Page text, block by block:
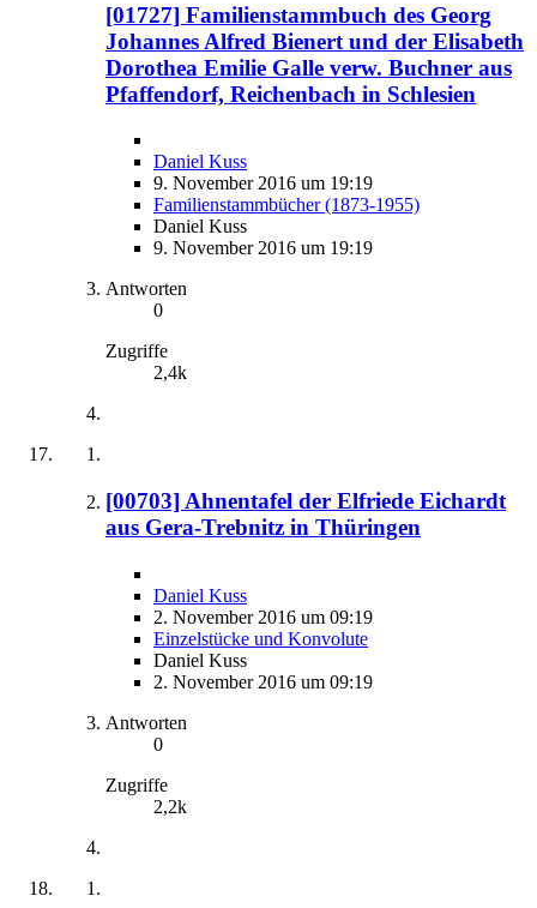
[01727] Familienstammbuch des Georg
Johannes Alfred Bienert und der Elisabeth
Dorothea Emilie Galle verw. Buchner aus
Pfaffendorf, Reichenbach in Schlesien
Daniel Kuss
9. November 2016 um 19:19
Familienstammbücher (1873-1955)
Daniel Kuss
9. November 2016 um 19:19
Antworten
0
Zugriffe
2,4k
[00703] Ahnentafel der Elfriede Eichardt
aus Gera-Trebnitz in Thüringen
Daniel Kuss
2. November 2016 um 09:19
Einzelstücke und Konvolute
Daniel Kuss
2. November 2016 um 09:19
Antworten
0
Zugriffe
2,2k